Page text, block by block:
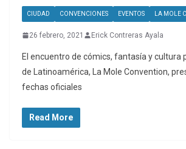
CIUDAD CONVENCIONES EVENTOS LA MOLE
26 febrero, 2021 Erick Contreras Ayala
El encuentro de cómics, fantasía y cultura
de Latinoamérica, La Mole Convention,
fechas oficiales
Read More